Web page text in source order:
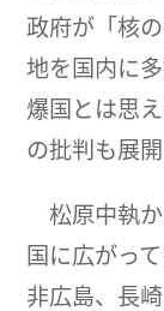
政府が「核
地を国内に
爆国とは思
の批判も展開
松原中執
国に広がっ
非広島、長